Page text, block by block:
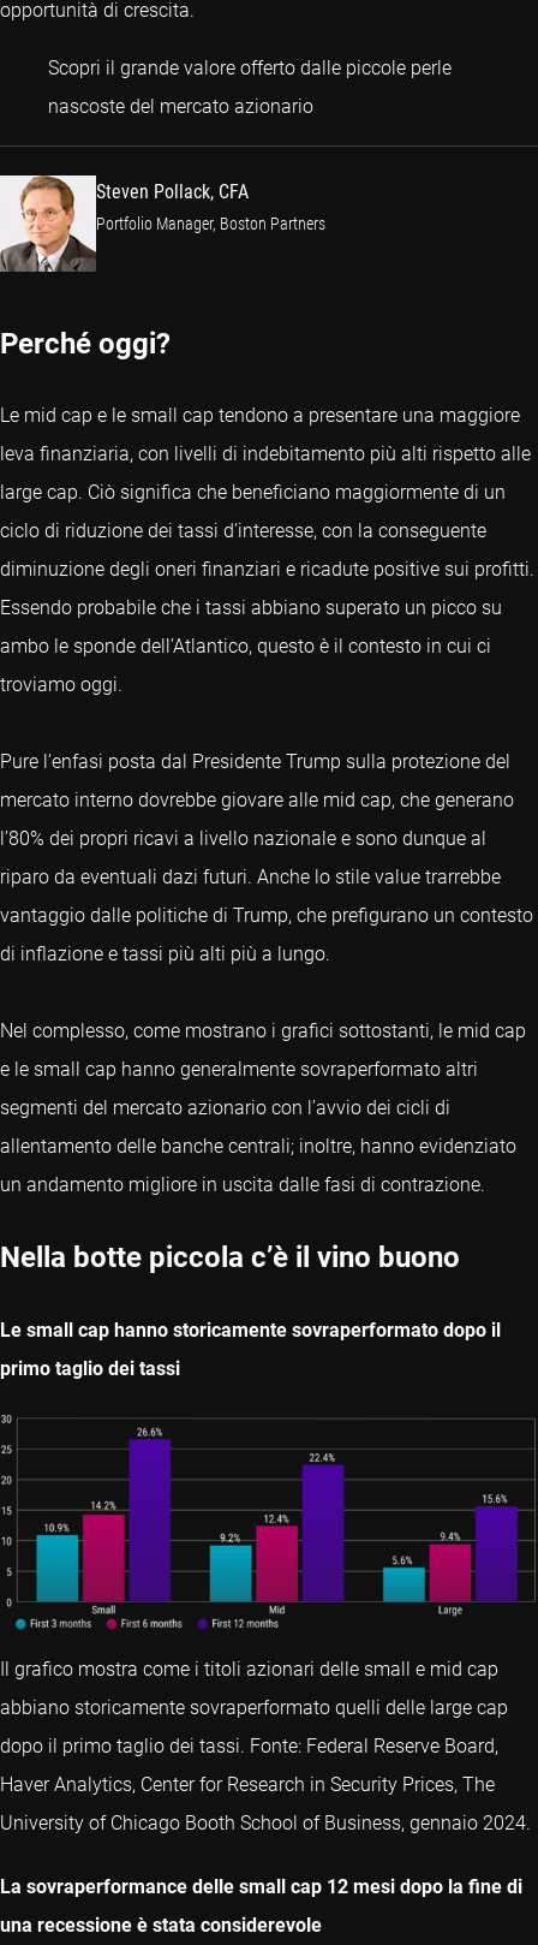
opportunità di crescita.
Scopri il grande valore offerto dalle piccole perle
nascoste del mercato azionarioSteven Pollack, CFA
Steven Pollack, CFA
Portfolio Manager, Boston Partners
Perché oggi?
Le mid cap e le small cap tendono a presentare una maggiore
leva finanziaria, con livelli di indebitamento più alti rispetto alle
large cap. Ciò significa che beneficiano maggiormente di un
ciclo di riduzione dei tassi d’interesse, con la conseguente
diminuzione degli oneri finanziari e ricadute positive sui profitti.
Essendo probabile che i tassi abbiano superato un picco su
ambo le sponde dell’Atlantico, questo è il contesto in cui ci
troviamo oggi.
Pure l’enfasi posta dal Presidente Trump sulla protezione del
mercato interno dovrebbe giovare alle mid cap, che generano
l’80% dei propri ricavi a livello nazionale e sono dunque al
riparo da eventuali dazi futuri. Anche lo stile value trarrebbe
vantaggio dalle politiche di Trump, che prefigurano un contesto
di inflazione e tassi più alti più a lungo.
Nel complesso, come mostrano i grafici sottostanti, le mid cap
e le small cap hanno generalmente sovraperformato altri
segmenti del mercato azionario con l’avvio dei cicli di
allentamento delle banche centrali; inoltre, hanno evidenziato
un andamento migliore in uscita dalle fasi di contrazione.
Nella botte piccola c’è il vino buono
Le small cap hanno storicamente sovraperformato dopo il
primo taglio dei tassi
Il grafico mostra come i titoli azionari delle small e mid cap
abbiano storicamente sovraperformato quelli delle large cap
dopo il primo taglio dei tassi. Fonte: Federal Reserve Board,
Haver Analytics, Center for Research in Security Prices, The
University of Chicago Booth School of Business, gennaio 2024.
La sovraperformance delle small cap 12 mesi dopo la fine di
una recessione è stata considerevole